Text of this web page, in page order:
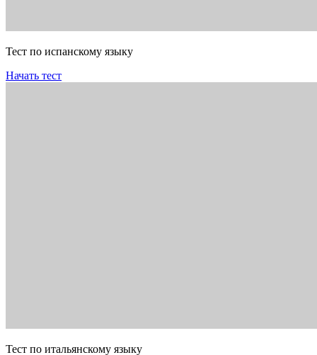
Тест по испанскому языку
Начать тест
Тест по итальянскому языку